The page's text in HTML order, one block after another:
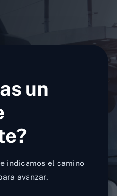
un
indicamos el camino
avanzar.